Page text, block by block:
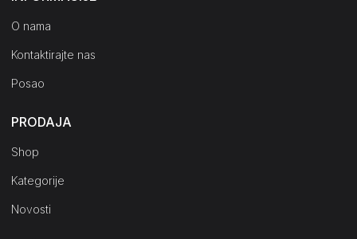
O nama
Kontaktirajte nas
Posao
PRODAJA
Shop
Kategorije
Novosti